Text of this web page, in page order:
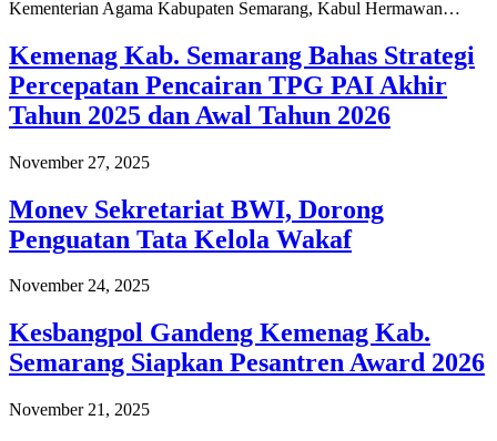
Kementerian Agama Kabupaten Semarang, Kabul Hermawan…
Kemenag Kab. Semarang Bahas Strategi
Percepatan Pencairan TPG PAI Akhir
Tahun 2025 dan Awal Tahun 2026
November 27, 2025
Monev Sekretariat BWI, Dorong
Penguatan Tata Kelola Wakaf
November 24, 2025
Kesbangpol Gandeng Kemenag Kab.
Semarang Siapkan Pesantren Award 2026
November 21, 2025